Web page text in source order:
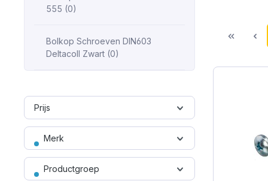
555 (0)
Bolkop Schroeven DIN603
Deltacoll Zwart (0)
Prijs
Merk
Productgroep